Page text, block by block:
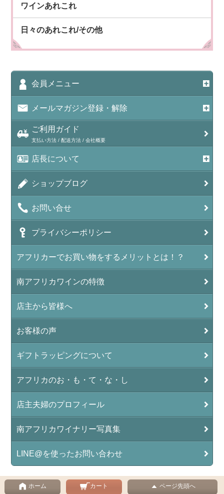
ワインあれこれ
日々のあれこれ/その他
会員メニュー
メールマガジン登録・解除
ご利用ガイド
支払い方法 / 配送方法 / 会社概要
店長について
ショップブログ
お問い合せ
プライバシーポリシー
アフリカーでお買い物をするメリットとは！？
南アフリカワインの特徴
店主から皆様へ
お客様の声
ギフトラッピングについて
アフリカのお・も・て・な・し
店主夫婦のプロフィール
南アフリカワイナリー写真集
LINE@を使ったお問い合わせ
ホーム カート ページ先頭へ